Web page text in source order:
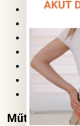
Fizioterápia
Lökéshullám
Safe Laser
Műtétek: